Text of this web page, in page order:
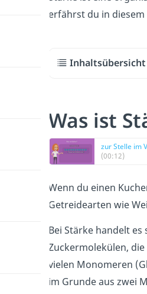
erfährst du in
Inhaltsübersicht
Was ist
zur Stelle im
(00:12)
Wenn du einen
Getreidearten wie
Bei Stärke handelt
Zuckermolekülen,
vielen Monomeren
im Grunde aus zwei